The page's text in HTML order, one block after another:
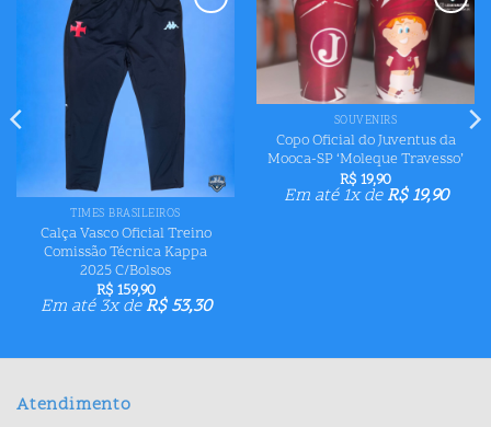
Adicionar
aos meus
desejos
TIMES BRASILEIROS
Calça Vasco Oficial Treino
Comissão Técnica Kappa
2025 C/Bolsos
R$ 159,90
Em até 3x deR$53,30
Adicionar
aos meus
desejos
SOUVENIRS
Copo Oficial do Juventus da
Mooca-SP ‘Moleque Travesso’
R$ 19,90
Em até 1x deR$19,90
Atendimento